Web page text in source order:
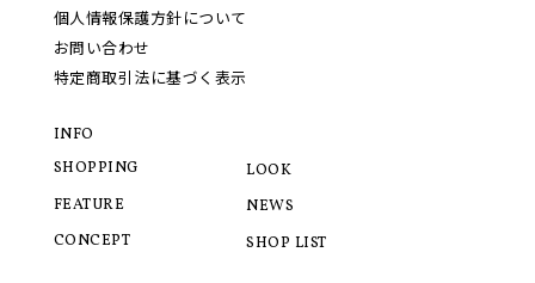
個人情報保護方針について
お問い合わせ
特定商取引法に基づく表示
INFO
SHOPPING
FEATURE
CONCEPT
LOOK
NEWS
SHOP LIST